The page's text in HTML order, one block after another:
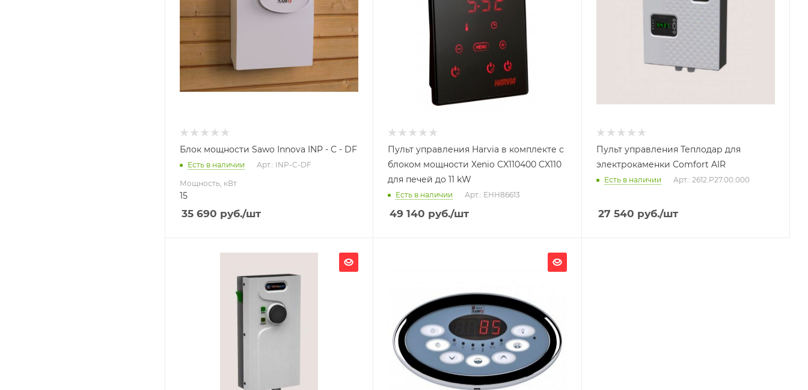
Блок мощности Sawo Innova INP - C - DF
Есть в наличии Арт.: INP-C-DF
Мощность, кВт
15
35 690 руб./шт
Пульт управления Harvia в комплекте с
блоком мощности Xenio CX110400 CX110
для печей до 11 kW
Есть в наличии Арт.: ЕНН86613
49 140 руб./шт
Пульт управления Теплодар для
электрокаменки Comfort AIR
Есть в наличии Арт.: 2612.Р27.00.000
27 540 руб./шт